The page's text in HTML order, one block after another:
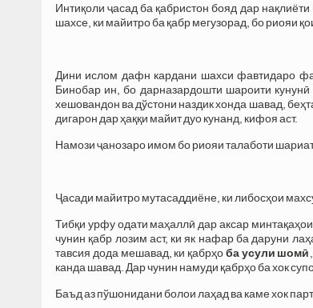
Интиқоли ҷасад ба қабристон бояд дар
шахсе, ки майитро ба қабр мегузорад, бо риояи
Дини ислом дафн кардани шахси фавтидаро
Бинобар ин, бо дарназардошти шароити
хешовандон ва дўстони наздик хонда шавад,
дигарон дар ҳаққи майит дуо кунанд, кифоя аст.
Намози ҷанозаро имом бо риояи талаботи
Ҷасади майитро мутасаддиёне, ки либосҳои
Тибқи урфу одати маҳаллӣ дар аксар
чунин қабр лозим аст, ки як нафар ба даруни
тавсия дода мешавад, ки қабрҳоба усули шомӣ
канда шавад. Дар чунин намуди қабрҳо ба хок
Баъд аз пўшонидани болои лаҳад ва каме хок